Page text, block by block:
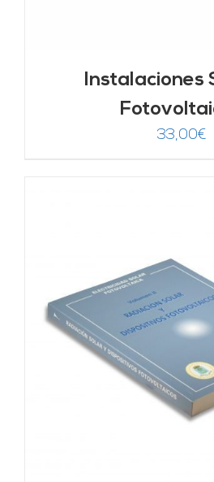
Instalaciones
33,00€